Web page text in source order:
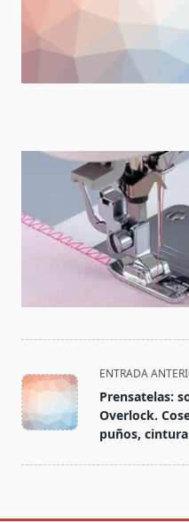
<span
class="nav-
subtitle
screen-
ENTRADA
Prensatelas:
Overlock.
puños,